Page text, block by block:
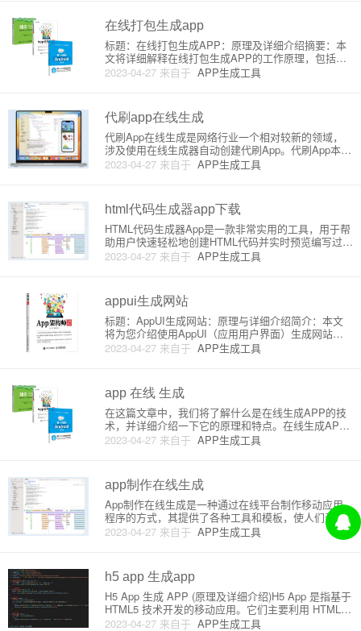
你需要确定为哪个
在线打包生成app
2023-04-27 来自于 APP生成工具
标题：在线打包生成APP：原理及详细介绍摘要：本
文将详细解释在线打包生成APP的工作原理，包括常
见的在线打包平台和相关概念。同时，我们还将带领
您完成一个简单的在线APP打包实例，让您快速了解
2. 在线打包
代刷app在线生成
2023-04-27 来自于 APP生成工具
代刷App在线生成是网络行业一个相对较新的领域，
涉及使用在线生成器自动创建代刷App。代刷App本质
上是一个自动化的订单处理系统，通过这类应用程
序，用户可以交由软件处理特定的任务。这类任务主
值、游戏级别升级、社交
html代码生成器app下载
2023-04-27 来自于 APP生成工具
HTML代码生成器App是一款非常实用的工具，用于帮
助用户快速轻松地创建HTML代码并实时预览编写过程
中的效果。对于初学者和那些不想从头编写HTML代
码，或者没有足够时间学习HTML基本语法的人来说，
appui生成网站
2023-04-27 来自于 APP生成工具
标题：AppUI生成网站：原理与详细介绍简介：本文
将为您介绍使用AppUI（应用用户界面）生成网站的
基本原理、优势以及如何选择和使用合适的AppUI框
架。目录：1. AppUI简介2. AppUI生成网站的原理3.
app 在线 生成
2023-04-27 来自于 APP生成工具
在这篇文章中，我们将了解什么是在线生成APP的技
术，并详细介绍一下它的原理和特点。在线生成APP
技术允许用户通过使用在线平台，无需编程知识，轻
松地创建各种移动应用程序。接下来，我们将逐步解
APP：概述在线
app制作在线生成
2023-04-27 来自于 APP生成工具
App制作在线生成是一种通过在线平台制作移动应用
程序的方式，其提供了各种工具和模板，使人们无需
专业技能就可以轻松创建手机应用。这种方法逐渐流
行起来，因为越来越多的人希望在移动设备上访问信
的原理和特点，以及如何
h5 app 生成app
2023-04-27 来自于 APP生成工具
H5 App 生成 APP (原理及详细介绍)H5 App 是指基于
HTML5 技术开发的移动应用。它们主要利用 HTML、
CSS 和 JavaScript 等 Web 技术进行开发，可以在各